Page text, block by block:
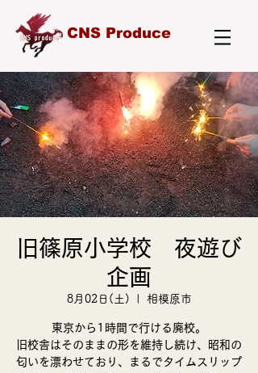
CNS Produce
旧篠原小学校 夜遊び
企画
8月02日(土) 相模原市
東京から1時間で行ける廃校。
旧校舎はそのままの形を維持し続け、昭和の
匂いを漂わせており、まるでタイムスリップ